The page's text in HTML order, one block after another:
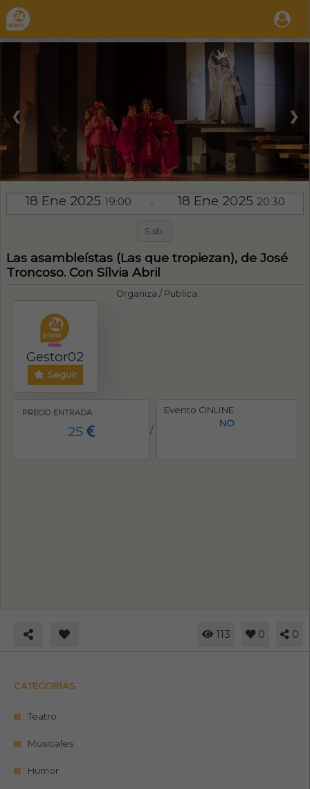
❮ ❯
18 Ene 202519:00 - 18 Ene 2025 20:30
Sab.
Las asambleístas (Las que tropiezan), de José
Troncoso. Con Sílvia Abril
Organiza / Publica:
Gestor02
Seguir
PRECIO ENTRADA
25 /
Evento ONLINE
NO
113 0 0
CATEGORÍAS
Teatro
Musicales
Humor